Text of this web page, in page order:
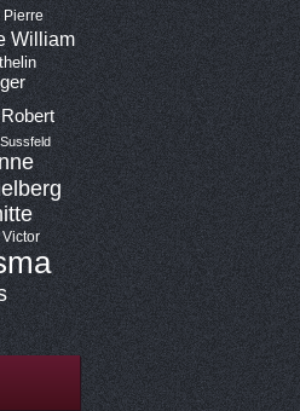
Pierre
William
Robert
Victor